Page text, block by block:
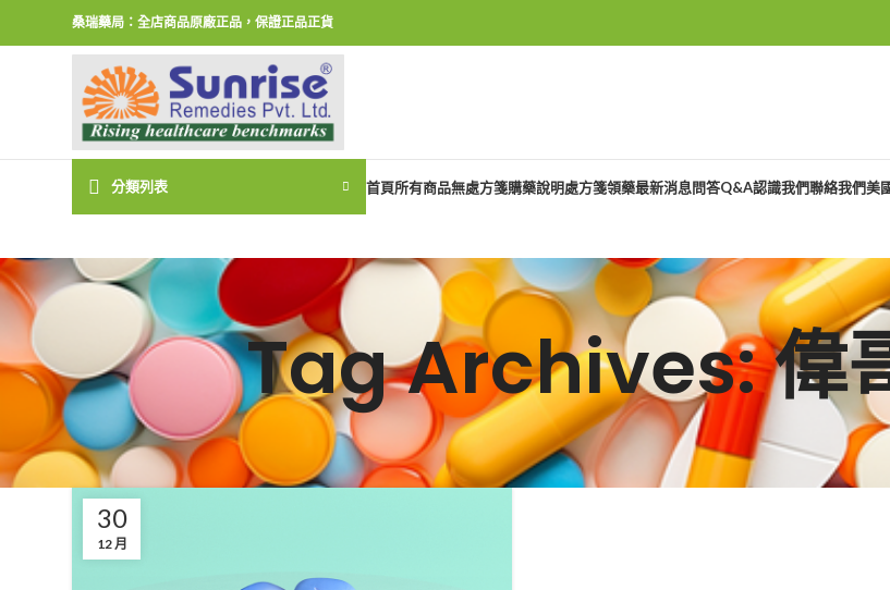
桑瑞藥局：全店商品原廠正品，保證正品正貨
分類列表 首頁所有商品無處方箋購藥說明處方箋領藥最新消息問答Q&A認識我們聯絡我們美
Tag Archives: 偉
30
12 月